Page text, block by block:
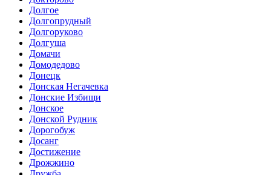
Долгое
Долгопрудный
Долгоруково
Долгуша
Домачи
Домодедово
Донецк
Донская Негачевка
Донские Избищи
Донское
Донской Рудник
Дорогобуж
Досанг
Достижение
Дрожжино